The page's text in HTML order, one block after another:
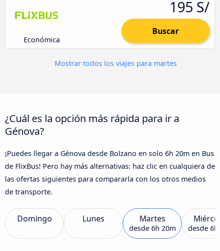
Económica
195 S/
Buscar
Mostrar todos los viajes para martes
¿Cuál es la opción más rápida para ir a
Génova?
¡Puedes llegar a Génova desde Bolzano en solo 6h 20m en Bus
de FlixBus! Pero hay más alternativas: haz clic en cualquiera de
las ofertas siguientes para compararla con los otros medios
de transporte.
Domingo Lunes Martes
desde 6h 20m desde 6h